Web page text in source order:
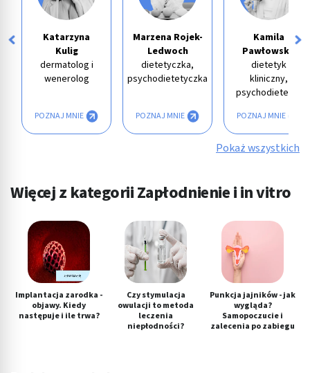
Katarzyna
Kulig
dermatolog i
wenerolog
POZNAJ MNIE
Marzena Rojek-
Ledwoch
dietetyczka,
psychodietetyczka
POZNAJ MNIE
Kamila
Pawłowska
dietetyk
kliniczny,
psychodietetyk
POZNAJ MNIE
Pokaż wszystkich
Więcej z kategorii Zapłodnienie i in vitro
Implantacja zarodka -
objawy. Kiedy
następuje i ile trwa?
Czy stymulacja
owulacji to metoda
leczenia
niepłodności?
Punkcja jajników - jak
wygląda?
Samopoczucie i
zalecenia po zabiegu